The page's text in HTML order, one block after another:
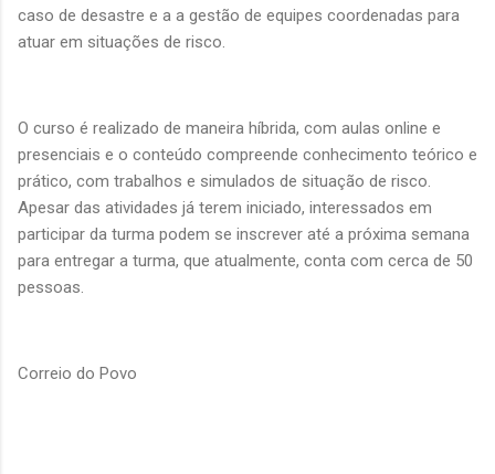
caso de desastre e a a gestão de equipes coordenadas para
atuar em situações de risco.
O curso é realizado de maneira híbrida, com aulas online e
presenciais e o conteúdo compreende conhecimento teórico e
prático, com trabalhos e simulados de situação de risco.
Apesar das atividades já terem iniciado, interessados em
participar da turma podem se inscrever até a próxima semana
para entregar a turma, que atualmente, conta com cerca de 50
pessoas.
Correio do Povo